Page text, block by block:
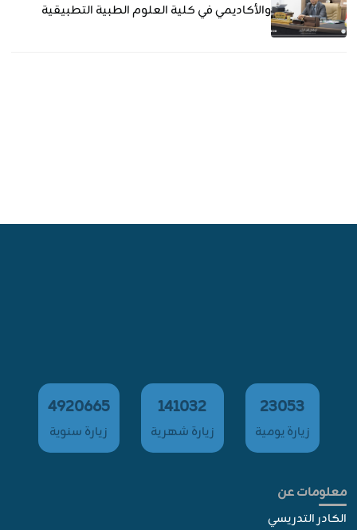
والأكاديمي في كلية العلوم الطبية التطبيقية
23053
زيارة يومية
141032
زيارة شهرية
4920665
زيارة سنوية
معلومات عن
الكادر التدريسي